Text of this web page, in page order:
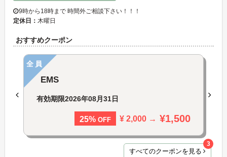
9時から18時まで 時間外ご相談下さい！！！
定休日： 木曜日
おすすめクーポン
全員
EMS
有効期限2026年08月31日
25% OFF ¥ 2,000 → ¥1,500
すべてのクーポンを見る
3